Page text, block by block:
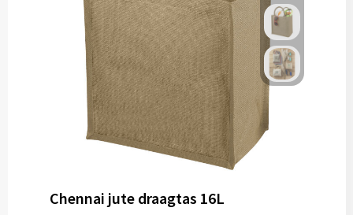
Chennai jute draagtas 16L